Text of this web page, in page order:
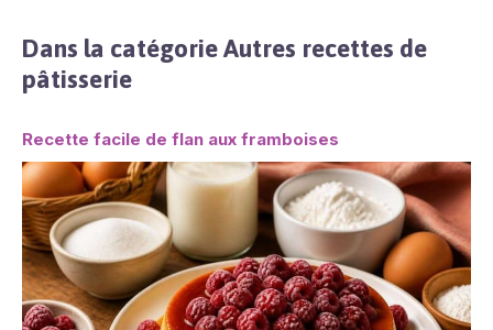
Dans la catégorie Autres recettes de
pâtisserie
Recette facile de flan aux framboises